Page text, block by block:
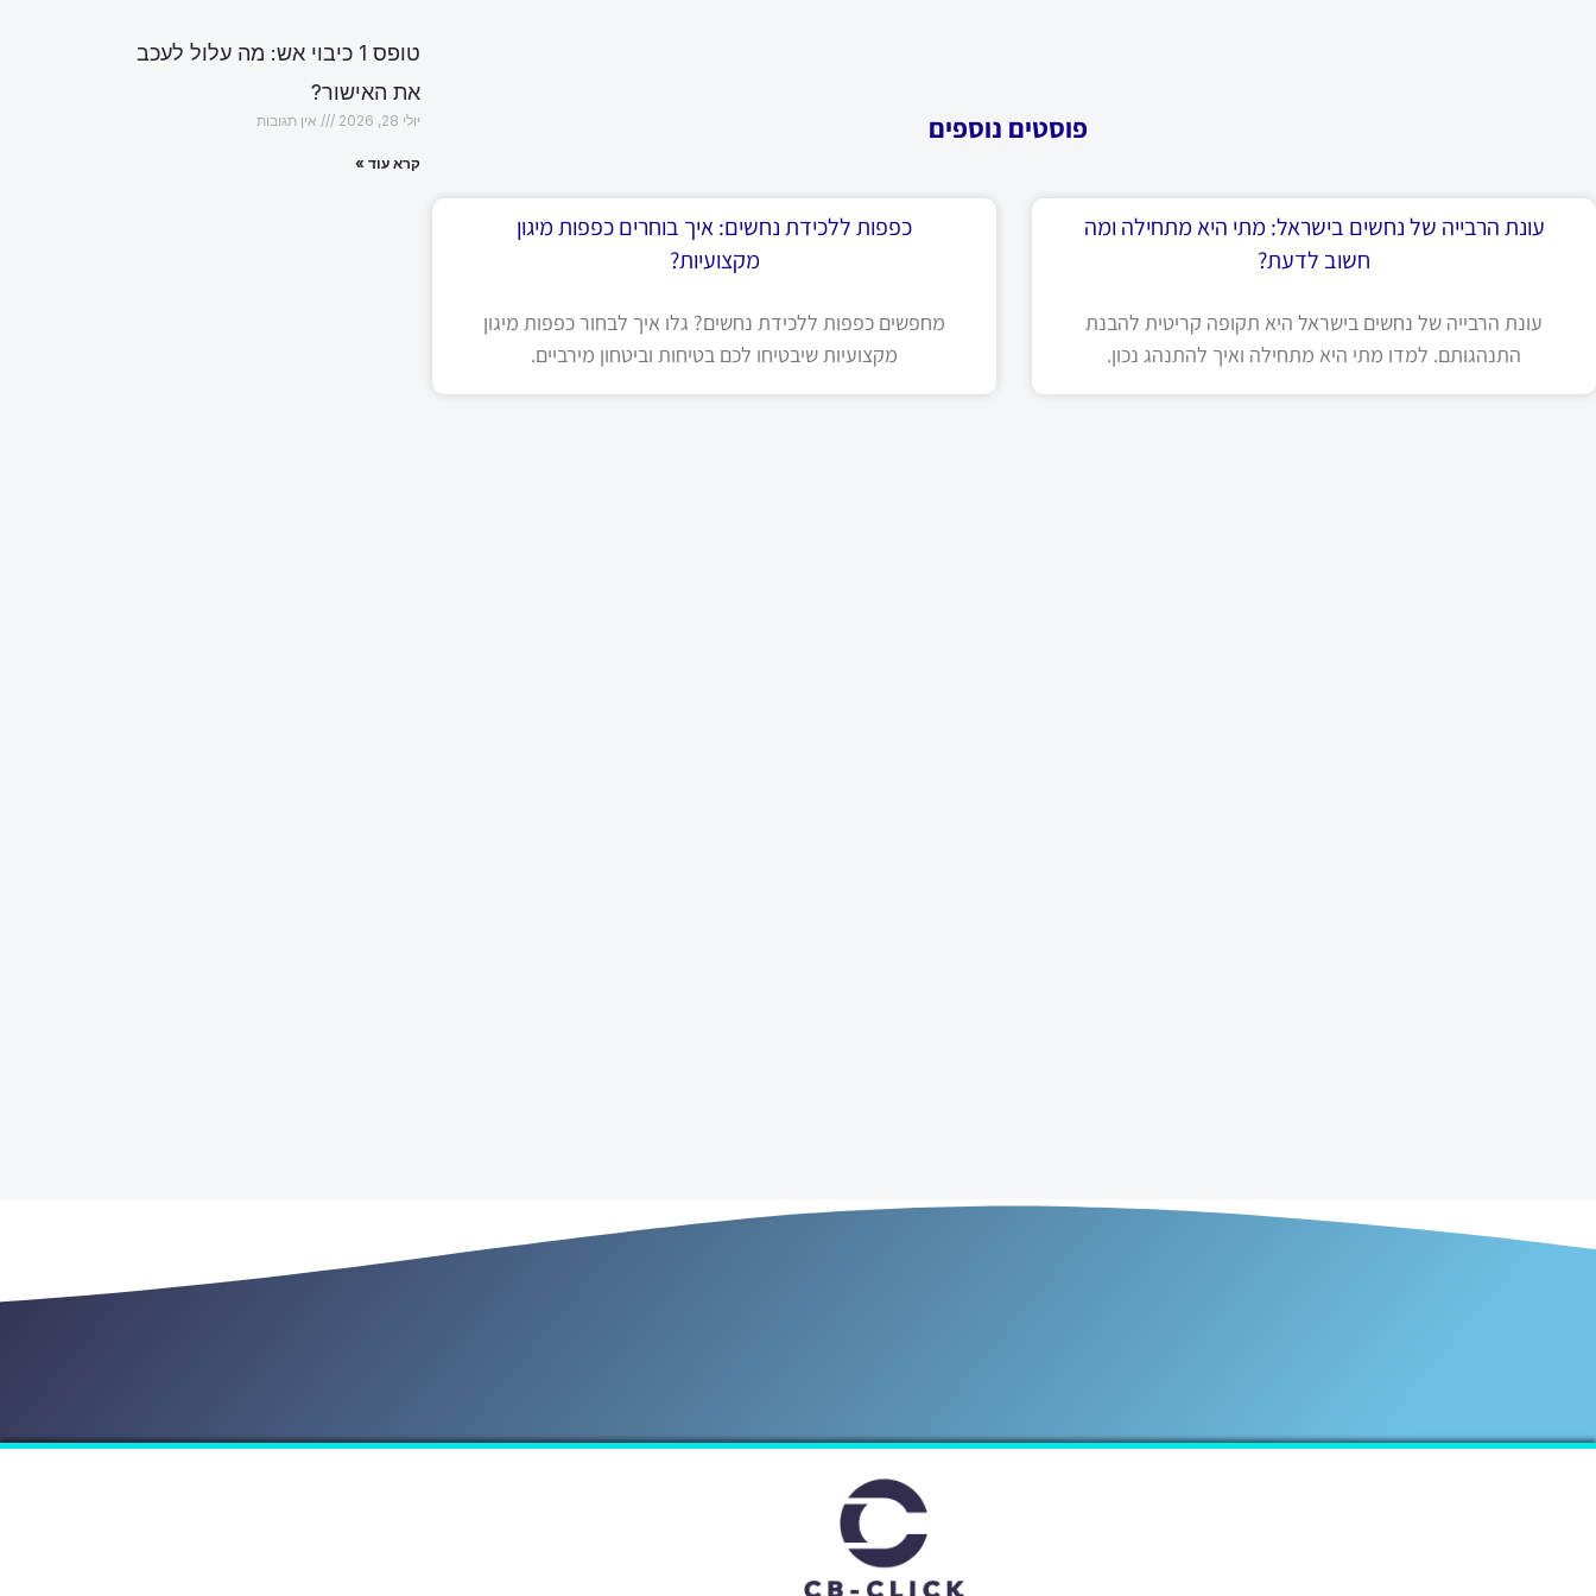
פוסטים נוספים
עונת הרבייה של נחשים בישראל: מתי היא מתחילה ומה
חשוב לדעת?
עונת הרבייה של נחשים בישראל היא תקופה קריטית להבנת
התנהגותם. למדו מתי היא מתחילה ואיך להתנהג נכון.
כפפות ללכידת נחשים: איך בוחרים כפפות מיגון
מקצועיות?
מחפשים כפפות ללכידת נחשים? גלו איך לבחור כפפות מיגון
מקצועיות שיבטיחו לכם בטיחות וביטחון מירביים.
טופס 1 כיבוי אש: מה עלול לעכב
את האישור?
יולי 28, 2026 אין תגובות
קרא עוד »